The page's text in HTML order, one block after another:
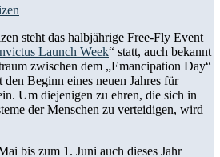
steht das halbjährige Free-Fly Event
Launch Week“ statt, auch bekannt
zwischen dem „Emancipation Day“
Beginn eines neuen Jahres für
Um diejenigen zu ehren, die sich in
der Menschen zu verteidigen, wird
bis zum 1. Juni auch dieses Jahr